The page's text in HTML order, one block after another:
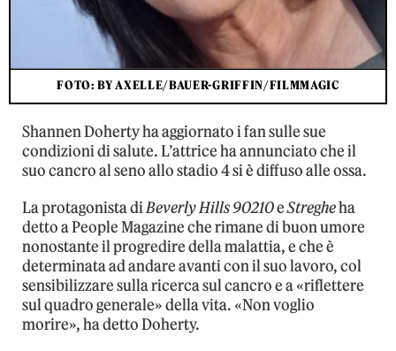
FOTO: BY AXELLE/BAUER-GRIFFIN/FILMMAGIC
Shannen Doherty ha aggiornato i fan sulle sue
condizioni di salute. L’attrice ha annunciato che il
suo cancro al seno allo stadio 4 si è diffuso alle ossa.
La protagonista diBeverly Hills 90210eStregheha
detto a People Magazine che rimane di buon umore
nonostante il progredire della malattia, e che è
determinata ad andare avanti con il suo lavoro, col
sensibilizzare sulla ricerca sul cancro e a «riflettere
sul quadro generale» della vita. «Non voglio
morire», ha detto Doherty.